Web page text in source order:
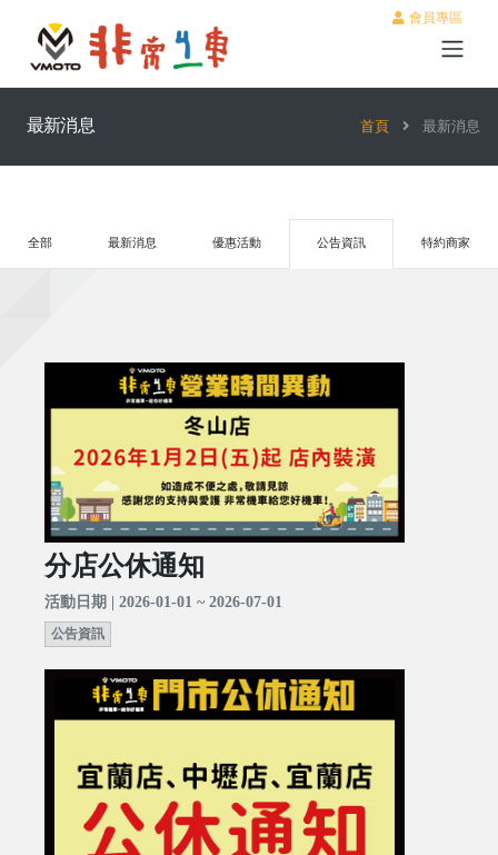
會員專區
最新消息 首頁 最新消息
全部 最新消息 優惠活動 公告資訊 特約商家
分店公休通知
活動日期 | 2026-01-01 ~ 2026-07-01
公告資訊